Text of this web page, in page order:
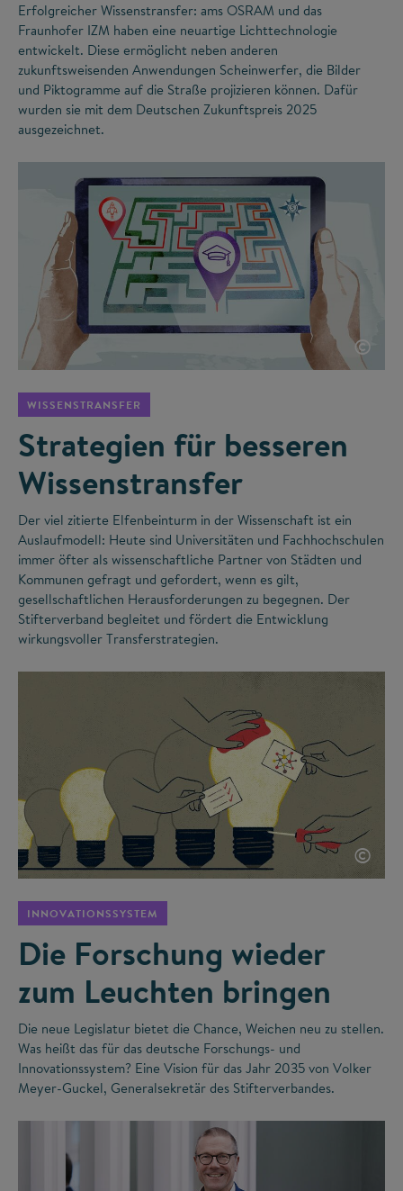
Erfolgreicher Wissenstransfer: ams OSRAM und das
Fraunhofer IZM haben eine neuartige Lichttechnologie
entwickelt. Diese ermöglicht neben anderen
zukunftsweisenden Anwendungen Scheinwerfer, die Bilder
und Piktogramme auf die Straße projizieren können. Dafür
wurden sie mit dem Deutschen Zukunftspreis 2025
ausgezeichnet.
©
WISSENSTRANSFER
Strategien für besseren
Wissenstransfer
Der viel zitierte Elfenbeinturm in der Wissenschaft ist ein
Auslaufmodell: Heute sind Universitäten und Fachhochschulen
immer öfter als wissenschaftliche Partner von Städten und
Kommunen gefragt und gefordert, wenn es gilt,
gesellschaftlichen Herausforderungen zu begegnen. Der
Stifterverband begleitet und fördert die Entwicklung
wirkungsvoller Transferstrategien.
©
INNOVATIONSSYSTEM
Die Forschung wieder
zum Leuchten bringen
Die neue Legislatur bietet die Chance, Weichen neu zu stellen.
Was heißt das für das deutsche Forschungs- und
Innovationssystem? Eine Vision für das Jahr 2035 von Volker
Meyer-Guckel, Generalsekretär des Stifterverbandes.